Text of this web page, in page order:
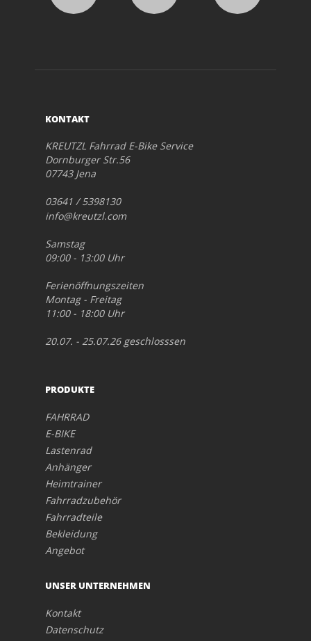
KONTAKT
KREUTZL Fahrrad E-Bike Service
Dornburger Str.56
07743 Jena
03641 / 5398130
info@kreutzl.com
Samstag
09:00 - 13:00 Uhr
Ferienöffnungszeiten
Montag - Freitag
11:00 - 18:00 Uhr
20.07. - 25.07.26 geschlosssen
PRODUKTE
FAHRRAD
E-BIKE
Lastenrad
Anhänger
Heimtrainer
Fahrradzubehör
Fahrradteile
Bekleidung
Angebot
UNSER UNTERNEHMEN
Kontakt
Datenschutz